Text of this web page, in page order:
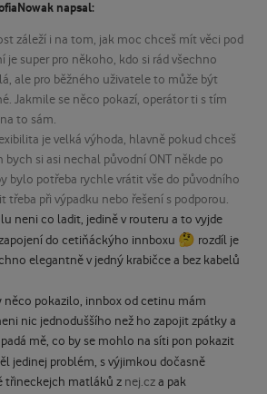
napsal:
záleží i na tom, jak moc chceš mít věci pod
je super pro někoho, kdo si rád všechno
ale pro běžného uživatele to může být
Jakmile se něco pokazí, operátor ti s tím
to sám.
je velká výhoda, hlavně pokud chceš
bych si asi nechal původní ONT někde po
bylo potřeba rychle vrátit vše do původního
třeba při výpadku nebo řešení s podporou.
neni co ladit, jedině v routeru a to vyjde
do cetiňáckýho innboxu 🤔 rozdíl je
elegantně v jedný krabičce a bez kabelů
něco pokazilo, innbox od cetinu mám
nic jednoduššího než ho zapojit zpátky a
mě, co by se mohlo na síti pon pokazit
jedinej problém, s výjimkou dočasně
třineckejch matláků z nej.cza pak